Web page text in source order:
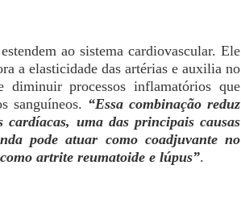
ao sistema cardiovascular. Ele
a elasticidade das artérias e auxilia no
processos inflamatórios que
sanguíneos. “Essa combinação reduz
uma das principais causas
pode atuar como coadjuvante no
artrite reumatoide e lúpus”.